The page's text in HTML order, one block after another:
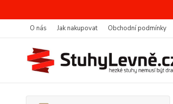
O nás Jak nakupovat Obchodní podmínky